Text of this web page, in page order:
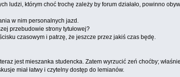
ludzi, którym choć trochę zależy by forum działało, powinno
w nim personalnych jazd.
przebudowie strony tytułowej?
czasowym i patrzę, że jeszcze przez jakiś czas będę.
jest mieszanka studencka. Zatem wyrzucić zeń choćby;
miał łatwy i czytelny dostęp do lemianów.